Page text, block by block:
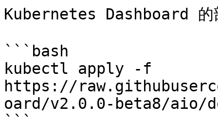
Kubernetes Dashboard 的
```bash
kubectl apply -f
https://
oard/v2.0.0-beta8/aio/
```